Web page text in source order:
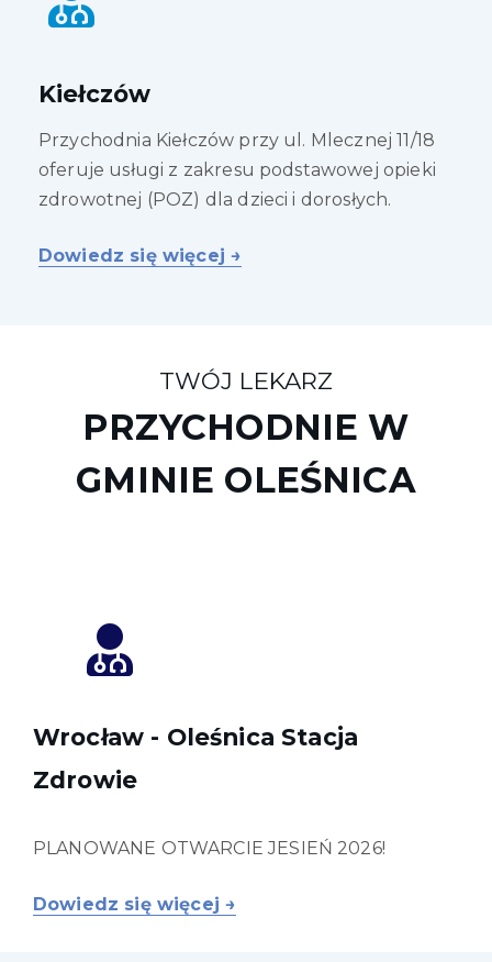
Kiełczów
Przychodnia Kiełczów przy ul. Mlecznej 11/18
oferuje usługi z zakresu podstawowej opieki
zdrowotnej (POZ) dla dzieci i dorosłych.
Dowiedz się więcej →
TWÓJ LEKARZ
PRZYCHODNIE W
GMINIE OLEŚNICA
Wrocław - Oleśnica Stacja
Zdrowie
PLANOWANE OTWARCIE JESIEŃ 2026!
Dowiedz się więcej →